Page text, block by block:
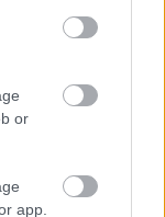
or
app.
és szobor is.
teljesen új
építése
jelzőlámpás